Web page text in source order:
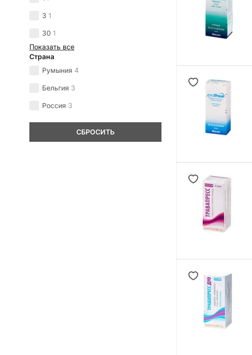
3 1
30 1
Показать все
Страна
Румыния 4
Бельгия 3
Россия 3
СБРОСИТЬ